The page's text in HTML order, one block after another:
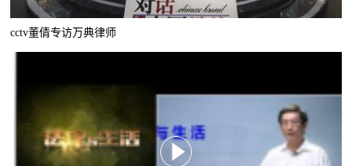
cctv董倩专访万典律师